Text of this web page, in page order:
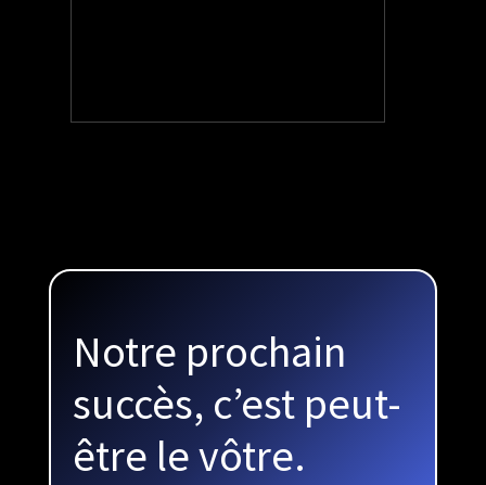
Notre prochain
succès, c’est peut-
être le vôtre.